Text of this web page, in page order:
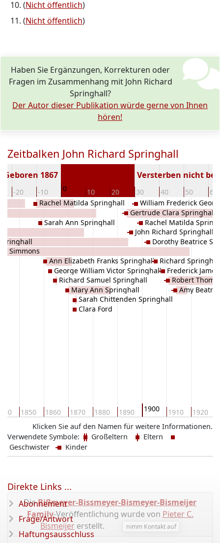
(Nicht öffentlich)
(Nicht öffentlich)
Haben Sie Ergänzungen, Korrekturen oder
Fragen im Zusammenhang mit John Richard
Springhall?
Der Autor dieser Publikation würde gerne von Ihnen
hören!
Zeitbalken John Richard Springhall
-20 -10 0 10 20 30 40 50 60
Geboren 1867 Versterben nicht
1850 1860 1870 1880 1890 1900 1910 1920
Simmons
Rachel Matilda Springhall
Sarah Ann Springhall
Ann Elizabeth Franks Springhall
George William Victor Springhall
Richard Samuel Springhall
Mary Ann Springhall
Sarah Chittenden Springhall
Clara Ford
Gertrude Clara Springhall
John Richard Springhall
William Frederick
Rachel Matilda
Dorothy Beatrice
Richard
Frederick
Robert
Amy
Klicken Sie auf den Namen für weitere Informationen.
Verwendete Symbole:
Großeltern
Eltern
Geschwister
Kinder
DieBißmeyer-Bissmeyer-Bismeyer-Bismeijer
Family-Veröffentlichung wurde von Pieter C.
Bismeijererstellt. nimm Kontakt auf
Direkte Links ...
Abonnement
Frage/Antwort
Haftungsausschluss